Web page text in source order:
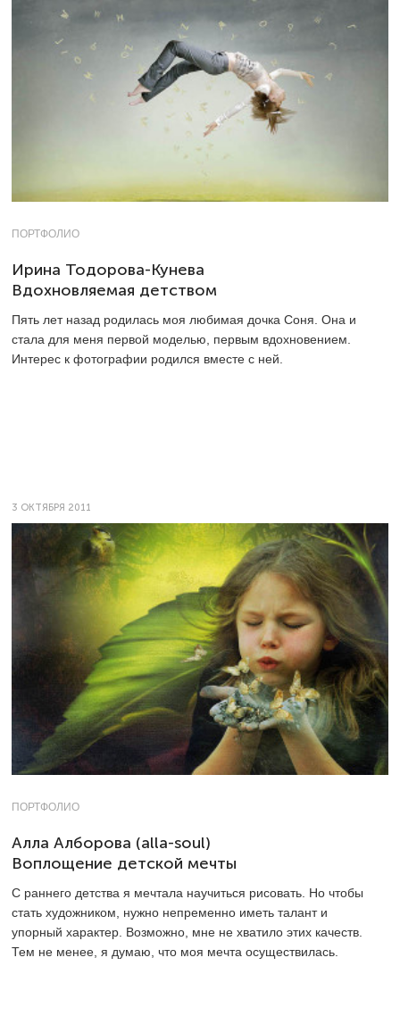
ПОРТФОЛИО
Ирина Тодорова-Кунева
Вдохновляемая детством
Пять лет назад родилась моя любимая дочка Соня. Она и
стала для меня первой моделью, первым вдохновением.
Интерес к фотографии родился вместе с ней.
3 ОКТЯБРЯ 2011
ПОРТФОЛИО
Алла Алборова (alla-soul)
Воплощение детской мечты
С раннего детства я мечтала научиться рисовать. Но чтобы
стать художником, нужно непременно иметь талант и
упорный характер. Возможно, мне не хватило этих качеств.
Тем не менее, я думаю, что моя мечта осуществилась.